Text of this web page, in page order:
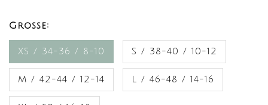
Große:
XS / 34-36 / 8-10 S / 38-40 / 10-12
M / 42-44 / 12-14 L / 46-48 / 14-16